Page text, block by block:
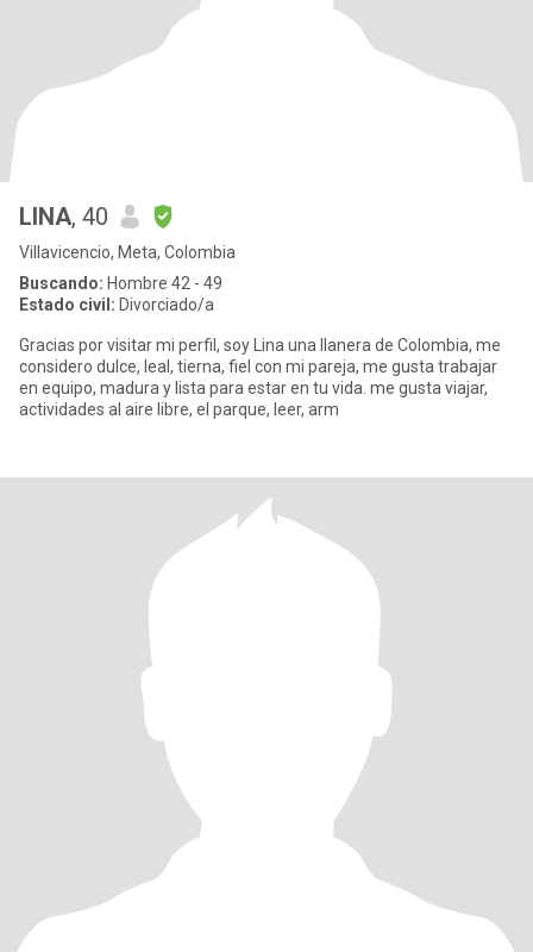
LINA, 40
Villavicencio, Meta, Colombia
Buscando: Hombre 42 - 49
Estado civil: Divorciado/a
Gracias por visitar mi perfil, soy Lina una llanera de Colombia, me
considero dulce, leal, tierna, fiel con mi pareja, me gusta trabajar
en equipo, madura y lista para estar en tu vida. me gusta viajar,
actividades al aire libre, el parque, leer, arm